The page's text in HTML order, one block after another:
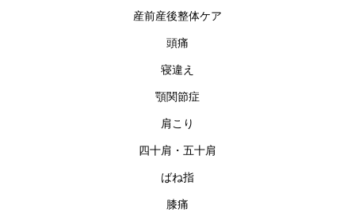
産前産後整体ケア
頭痛
寝違え
顎関節症
肩こり
四十肩・五十肩
ばね指
膝痛